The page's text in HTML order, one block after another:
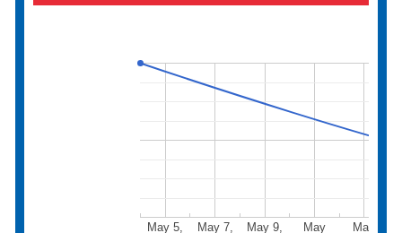
May 5,
May 7,
May 9,
May
May